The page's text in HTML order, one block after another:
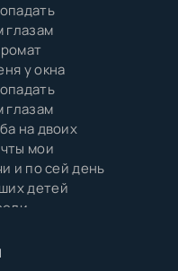
глазам
у окна
глазам
на двоих
мои
и по сей день
детей
моя